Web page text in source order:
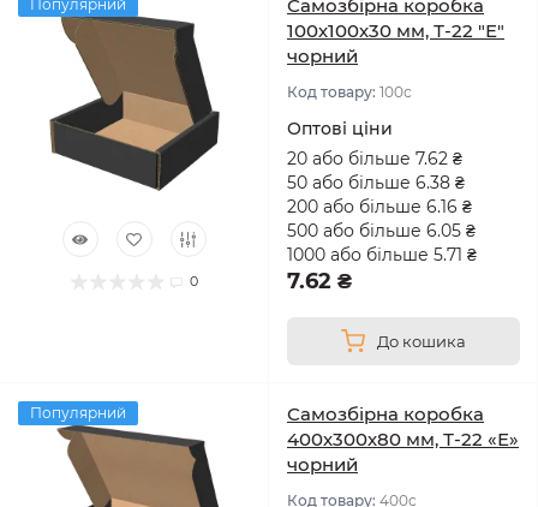
Популярний
0
Самозбірна коробка
100х100х30 мм, Т-22 "Е"
чорний
Код товару: 100с
Оптові ціни
20 або більше 7.62 ₴
50 або більше 6.38 ₴
200 або більше 6.16 ₴
500 або більше 6.05 ₴
1000 або більше 5.71 ₴
7.62 ₴
До кошика
Популярний
Самозбірна коробка
400х300х80 мм, Т-22 «Е»
чорний
Код товару: 400с